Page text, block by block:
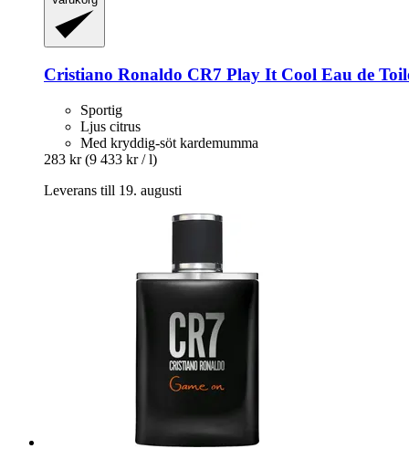
Cristiano Ronaldo CR7 Play It Cool Eau de
Sportig
Ljus citrus
Med kryddig-söt kardemumma
283 kr (9 433 kr / l)
Leverans till 19. augusti